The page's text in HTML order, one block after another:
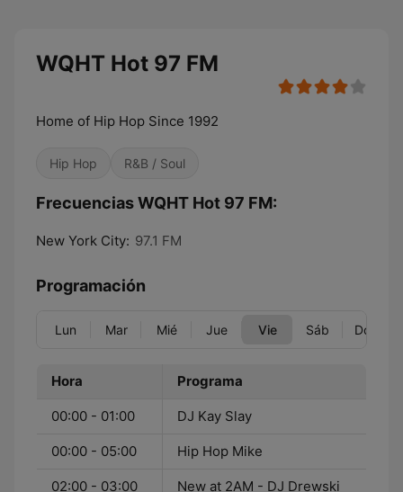
WQHT Hot 97 FM
Home of Hip Hop Since 1992
Hip Hop R&B / Soul
Frecuencias WQHT Hot 97 FM:
New York City: 97.1 FM
Programación
Lun Mar Mié Jue Vie Sáb Dom
Hora Programa
00:00 - 01:00 DJ Kay Slay
00:00 - 05:00 Hip Hop Mike
02:00 - 03:00 New at 2AM - DJ Drewski